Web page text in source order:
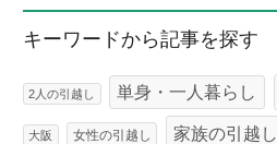
キーワードから記事を探す
2人の引越し 単身・一人暮らし
大阪 女性の引越し 家族の引越し